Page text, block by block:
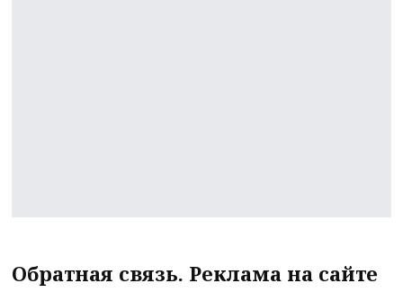
Обратная связь. Реклама на сайте